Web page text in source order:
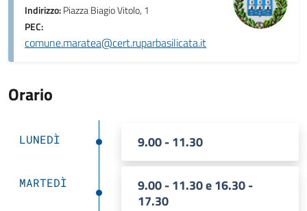
Indirizzo:Piazza Biagio Vitolo, 1
PEC:
comune.maratea@cert.ruparbasilicata.it
Orario
LUNEDÌ 9.00 - 11.30
MARTEDÌ
9.00 - 11.30 e 16.30 -
17.30